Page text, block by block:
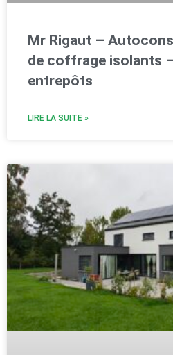
Mr Rigaut –
de coffrage isolants
entrepôts
LIRE LA SUITE »